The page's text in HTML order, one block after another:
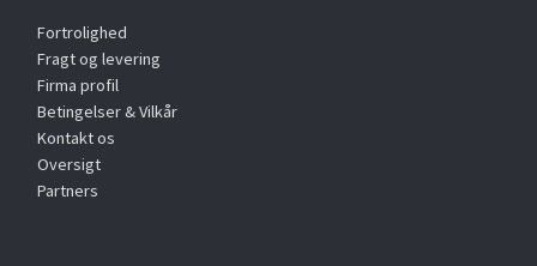
Fortrolighed
Fragt og levering
Firma profil
Betingelser & Vilkår
Kontakt os
Oversigt
Partners